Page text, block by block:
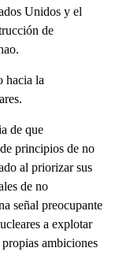
Unidos y el
de
hacia la
de que
principios de no
al priorizar sus
de no
señal preocupante
a explotar
ambiciones